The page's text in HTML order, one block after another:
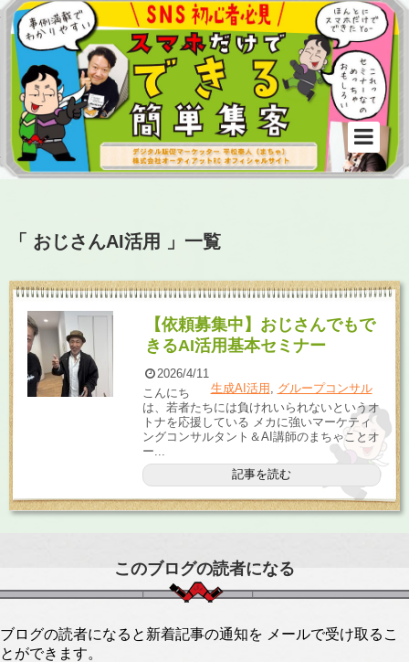
「 おじさんAI活用 」一覧
【依頼募集中】おじさんでもで
きるAI活用基本セミナー
2026/4/11
生成AI活用 , グループコンサル
こんにち
は、若者たちには負けれいられないというオ
トナを応援している メカに強いマーケティ
ングコンサルタント＆AI講師のまちゃことオ
ー...
記事を読む
このブログの読者になる
ブログの読者になると新着記事の通知を メールで受け取るこ
とができます。